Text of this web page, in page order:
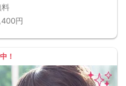
料
円
！